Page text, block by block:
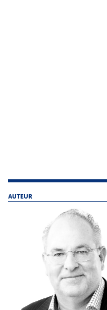
AUTEUR